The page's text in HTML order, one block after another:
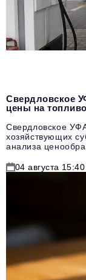
Свердловское
цены на топливо
Свердловское
хозяйствующих
анализа
04 августа 15:40